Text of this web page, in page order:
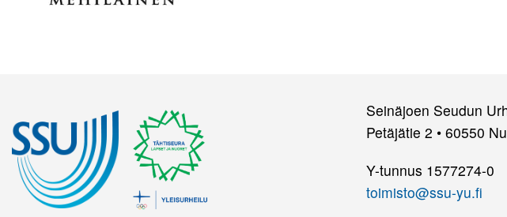
Seinäjoen Seudun
Petäjätie 2 • 60550
Y-tunnus 1577274-0
toimisto@ssu-yu.fi